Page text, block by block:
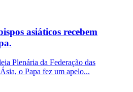
asiáticos recebem
Plenária da Federação das
o Papa fez um apelo...